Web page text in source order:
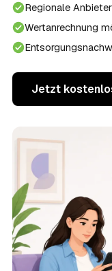
Regionale
Wertanrechnung
Jetzt